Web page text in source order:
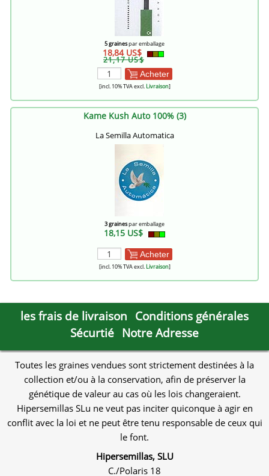
5 grainespar emballage
18,84 US$
21,17 US$
Acheter
[incl. 10% TVA excl.Livraison]
Kame Kush Auto 100% (3)
La Semilla Automatica
3 grainespar emballage
18,15 US$
Acheter
[incl. 10% TVA excl.Livraison]
les frais de livraison Conditions générales
Sécurtié Notre Adresse
Toutes les graines vendues sont strictement destinées à la
collection et/ou à la conservation, afin de préserver la
génétique de valeur au cas où les lois changeraient.
Hipersemillas SLu ne veut pas inciter quiconque à agir en
conflit avec la loi et ne peut être tenu responsable de ceux qui
le font.
Hipersemillas, SLU
C./Polaris 18